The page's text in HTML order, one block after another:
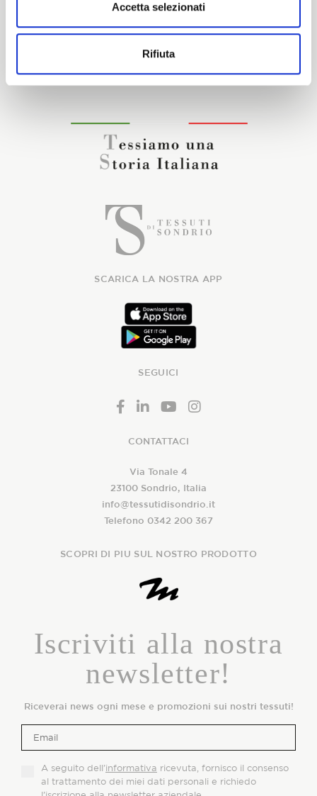
Accetta selezionati
Rifiuta
Interessato a questo tessuto?
CONTATTA IL NOSTRO COMMERCIALE
SCARICA LA NOSTRA APP
SEGUICI
CONTATTACI
Via Tonale 4
23100 Sondrio, Italia
info@tessutidisondrio.it
Telefono 0342 200 367
SCOPRI DI PIU SUL NOSTRO PRODOTTO
Iscriviti alla nostra
newsletter!
Riceverai news ogni mese e promozioni sui nostri tessuti!
A seguito dell’informativa ricevuta, fornisco il consenso
al trattamento dei miei dati personali e richiedo